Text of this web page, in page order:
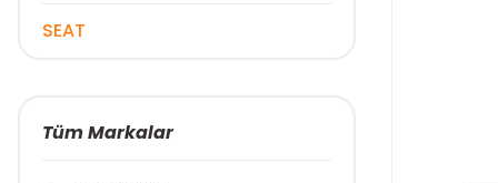
SEAT
Tüm Markalar